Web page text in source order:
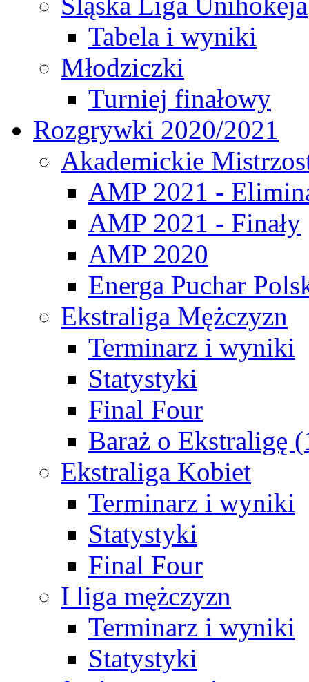
Tabela i wyniki
Młodziczki
Turniej finałowy
Rozgrywki 2020/2021
Akademickie
AMP 2021 -
AMP 2021 - Finały
AMP 2020
Energa Puchar
Ekstraliga Mężczyzn
Terminarz i wyniki
Statystyki
Final Four
Baraż o Ekstraligę
Ekstraliga Kobiet
Terminarz i wyniki
Statystyki
Final Four
I liga mężczyzn
Terminarz i wyniki
Statystyki